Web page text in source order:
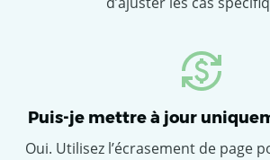
Puis-je mettre à jour
Oui. Utilisez l’écrasement de page